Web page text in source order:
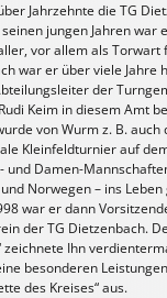
Jahrzehnte die TG
jungen Jahren war
vor allem als Torwart
war er über viele Jahre
der
Keim in diesem Amt
von Wurm z. B. auch
Kleinfeldturnier auf
und Damen-
Norwegen – ins
war er dann
der TG Dietzenbach.
zeichnete Ihn
besonderen
des Kreises“ aus.